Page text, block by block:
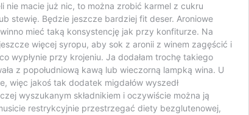
macie już nic, to można zrobić karmel z cukru
stewię. Będzie jeszcze bardziej fit deser. Aroniowe
mieć taką konsystencję jak przy konfiturze. Na
więcej syropu, aby sok z aronii z winem zagęścić i
wypłynie przy krojeniu. Ja dodałam trochę takiego
z popołudniową kawą lub wieczorną lampką wina. U
więc jakoś tak dodatek migdałów wyszedł
wyszukanym składnikiem i oczywiście można ją
restrykcyjnie przestrzegać diety bezglutenowej,